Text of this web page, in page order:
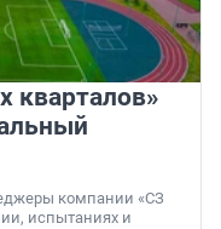
кварталов»
компании «СЗ
испытаниях и